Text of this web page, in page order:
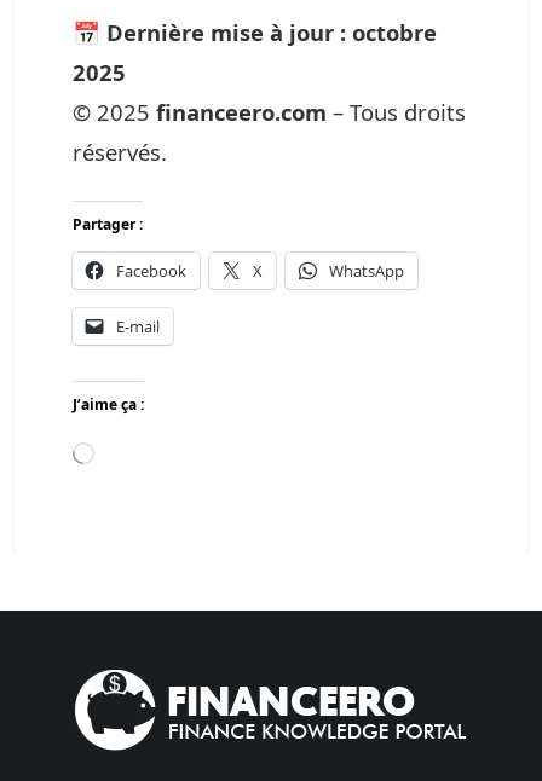
📅 Dernière mise à jour : octobre
2025
© 2025 financeero.com – Tous droits
réservés.
Partager :
Facebook X WhatsApp
E-mail
J’aime ça :